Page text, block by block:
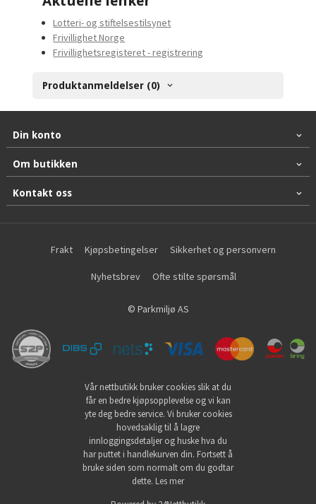
Lotteri- og stiftelsestilsynet
Frivillighet Norge
Frivillighetsregisteret - registrering
Produktanmeldelser (0)
Din konto
Om butikken
Kontakt oss
Frakt Kjøpsbetingelser Sikkerhet og personvern
Nyhetsbrev Ofte stilte spørsmål
© Parkmiljø AS
Vår nettbutikk bruker cookies slik at du
får en bedre kjøpsopplevelse og vi kan
yte deg bedre service. Vi bruker cookies
hovedsaklig til å lagre
innloggingsdetaljer og huske hva du
har puttet i handlekurven din. Fortsett å
bruke siden som normalt om du godtar
dette. Les mer